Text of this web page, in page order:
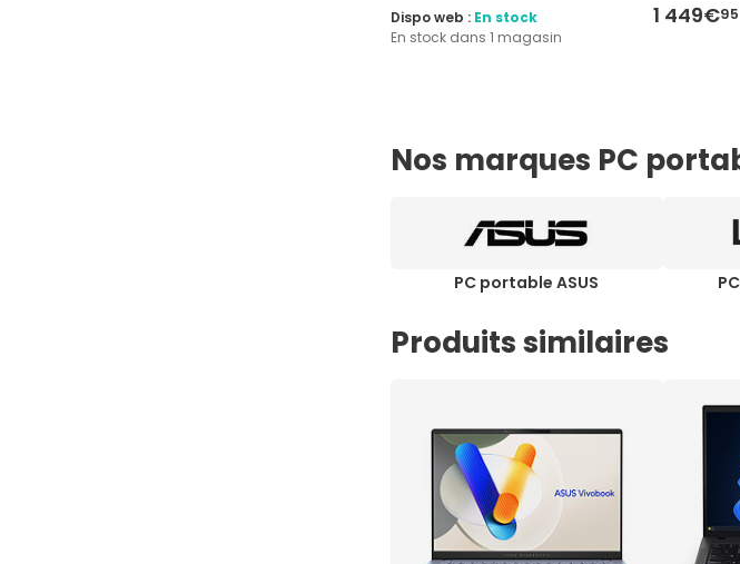
1 449€95
Dispo web : En stock
En stock dans 1 magasin
Nos marques PC
PC portable ASUS
Produits similaires